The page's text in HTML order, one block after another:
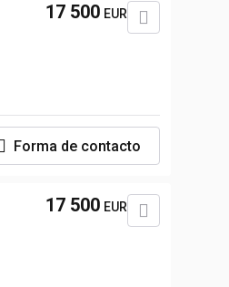
17 500 EUR
Forma de contacto
17 500 EUR